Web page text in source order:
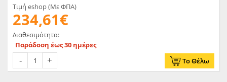
Τιμή eshop (Με ΦΠΑ)
234,61€
Διαθεσιμότητα:
Παράδοση έως 30 ημέρες
Το Θέλω